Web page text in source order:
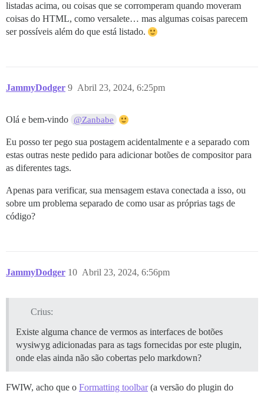
listadas acima, ou coisas que se corromperam quando moveram
coisas do HTML, como versalete… mas algumas coisas parecem
ser possíveis além do que está listado.
JammyDodger Abril 23, 2024, 6:25pm
9
Olá e bem-vindo @Zanbabe
Eu posso ter pego sua postagem acidentalmente e a separado com
estas outras neste pedido para adicionar botões de compositor para
as diferentes tags.
Apenas para verificar, sua mensagem estava conectada a isso, ou
sobre um problema separado de como usar as próprias tags de
código?
JammyDodger Abril 23, 2024, 6:56pm
10
Crius:
Existe alguma chance de vermos as interfaces de botões
wysiwyg adicionadas para as tags fornecidas por este plugin,
onde elas ainda não são cobertas pelo markdown?
FWIW, acho que o Formatting toolbar(a versão do plugin do